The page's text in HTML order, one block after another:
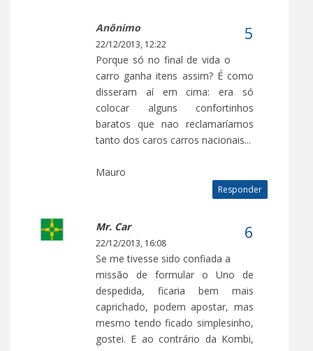
Anônimo
22/12/2013, 12:22
Porque só no final de vida o
carro ganha itens assim? É como
disseram aí em cima: era só
colocar alguns confortinhos
baratos que nao reclamaríamos
tanto dos caros carros nacionais...
Mauro
Responder
Mr. Car
22/12/2013, 16:08
Se me tivesse sido confiada a
missão de formular o Uno de
despedida, ficaria bem mais
caprichado, podem apostar, mas
mesmo tendo ficado simplesinho,
gostei. E ao contrário da Kombi,